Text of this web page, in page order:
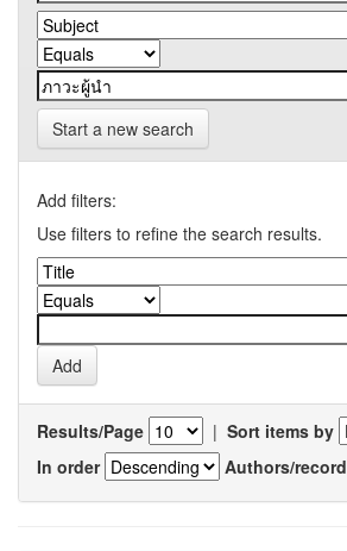
Start a new search
Add filters:
Use filters to refine the search results.
Results/Page | Sort items by
In order
Authors/record